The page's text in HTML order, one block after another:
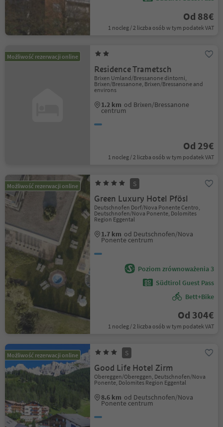
Od 88€
1 nocleg / 2 liczba osób w tym podatek VAT
Możliwość rezerwacji online
Residence Trametsch
Brixen Umland/Bressanone dintorni,
Brixen/Bressanone, Brixen/Bressanone and
environs
1.2 km od Brixen/Bressanone
centrum
Od 29€
1 nocleg / 2 liczba osób w tym podatek VAT
Możliwość rezerwacji online S
Green Luxury Hotel Pfösl
Deutschnofen Dorf/Nova Ponente Centro,
Deutschnofen/Nova Ponente, Dolomites
Region Eggental
1.7 km od Deutschnofen/Nova
Ponente centrum
Poziom zrównoważenia 3
Südtirol Guest Pass
Bett+Bike
Od 304€
1 nocleg / 2 liczba osób w tym podatek VAT
Możliwość rezerwacji online S
Good Life Hotel Zirm
Obereggen/Obereggen, Deutschnofen/Nova
Ponente, Dolomites Region Eggental
8.6 km od Deutschnofen/Nova
Ponente centrum